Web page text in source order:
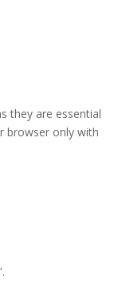
they are essential
browser only with